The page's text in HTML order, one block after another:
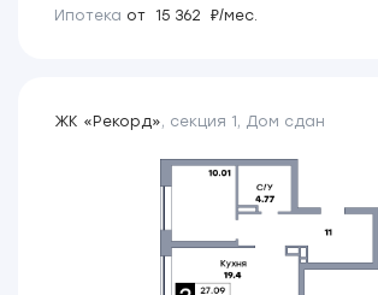
Ипотека от 15 362 ₽/мес.
ЖК «Рекорд», секция 1, Дом сдан